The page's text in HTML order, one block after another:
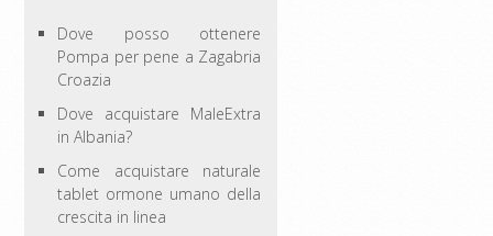
Dove posso ottenere
Pompa per pene a Zagabria
Croazia
Dove acquistare MaleExtra
in Albania?
Come acquistare naturale
tablet ormone umano della
crescita in linea